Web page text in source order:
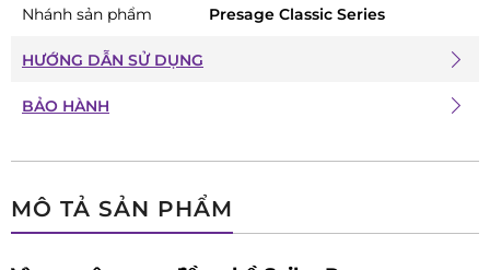
MÔ TẢ SẢN PHẨM
Nhánh sản phẩm Presage Classic Series
HƯỚNG DẪN SỬ DỤNG
BẢO HÀNH